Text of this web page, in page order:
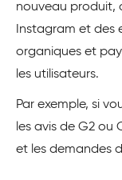
nouveau produit,
Instagram et des
organiques et
les utilisateurs.
Par exemple, si
les avis de G2 ou
et les demandes